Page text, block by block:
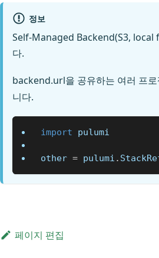
정보
Self-Managed Backend(S3, local
다.
backend.url을 공유하는 여러 프로
니다.
import pulumi
other = pulumi .
페이지 편집